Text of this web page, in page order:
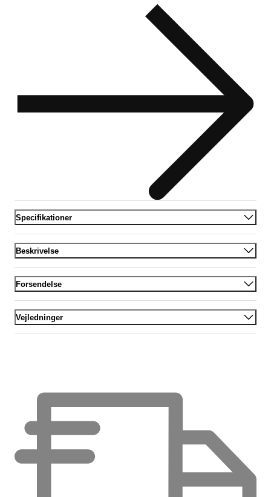
Specifikationer
Beskrivelse
Forsendelse
Vejledninger